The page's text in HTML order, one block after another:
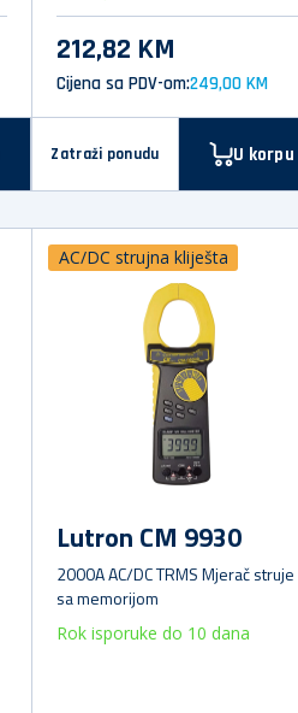
212,82 KM
Cijena sa PDV-om:249,00 KM
Zatraži ponudu U korpu
AC/DC strujna kliješta
Lutron CM 9930
2000A AC/DC TRMS Mjerač struje
sa memorijom
Rok isporuke do 10 dana